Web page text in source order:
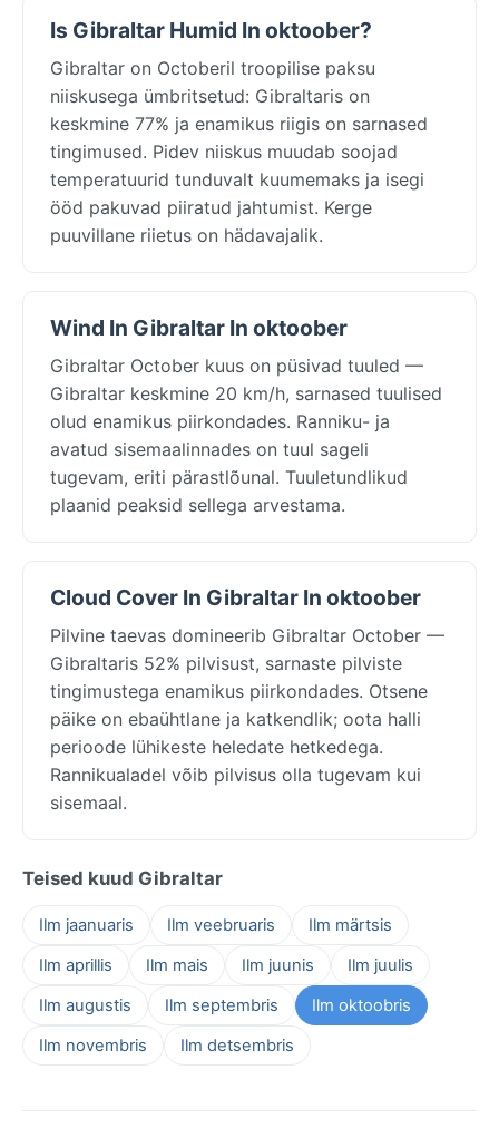
Is Gibraltar Humid In oktoober?
Gibraltar on Octoberil troopilise paksu
niiskusega ümbritsetud: Gibraltaris on
keskmine 77% ja enamikus riigis on sarnased
tingimused. Pidev niiskus muudab soojad
temperatuurid tunduvalt kuumemaks ja isegi
ööd pakuvad piiratud jahtumist. Kerge
puuvillane riietus on hädavajalik.
Wind In Gibraltar In oktoober
Gibraltar October kuus on püsivad tuuled —
Gibraltar keskmine 20 km/h, sarnased tuulised
olud enamikus piirkondades. Ranniku- ja
avatud sisemaalinnades on tuul sageli
tugevam, eriti pärastlõunal. Tuuletundlikud
plaanid peaksid sellega arvestama.
Cloud Cover In Gibraltar In oktoober
Pilvine taevas domineerib Gibraltar October —
Gibraltaris 52% pilvisust, sarnaste pilviste
tingimustega enamikus piirkondades. Otsene
päike on ebaühtlane ja katkendlik; oota halli
perioode lühikeste heledate hetkedega.
Rannikualadel võib pilvisus olla tugevam kui
sisemaal.
Teised kuud Gibraltar
Ilm jaanuaris Ilm veebruaris
Ilm märtsis
Ilm aprillis
Ilm mais Ilm juunis
Ilm juulis
Ilm augustis
Ilm septembris
Ilm oktoobris
Ilm novembris
Ilm detsembris